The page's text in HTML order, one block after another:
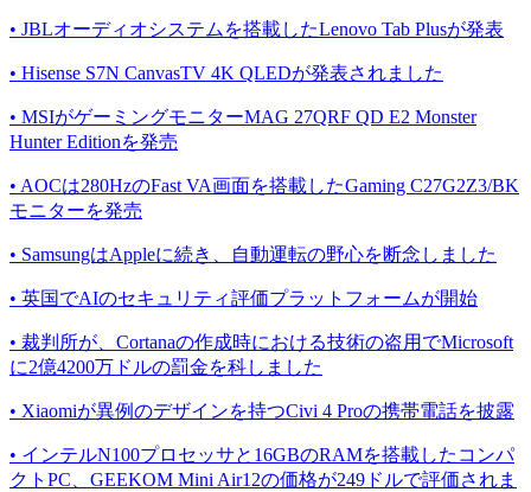
• JBLオーディオシステムを搭載したLenovo Tab Plusが発表
• Hisense S7N CanvasTV 4K QLEDが発表されました
• MSIがゲーミングモニターMAG 27QRF QD E2 Monster
Hunter Editionを発売
• AOCは280HzのFast VA画面を搭載したGaming C27G2Z3/BK
モニターを発売
• SamsungはAppleに続き、自動運転の野心を断念しました
• 英国でAIのセキュリティ評価プラットフォームが開始
• 裁判所が、Cortanaの作成時における技術の盗用でMicrosoft
に2億4200万ドルの罰金を科しました
• Xiaomiが異例のデザインを持つCivi 4 Proの携帯電話を披露
• インテルN100プロセッサと16GBのRAMを搭載したコンパ
クトPC、GEEKOM Mini Air12の価格が249ドルで評価されま